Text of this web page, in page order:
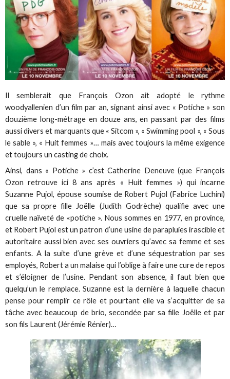
Il semblerait que François Ozon ait adopté le rythme
woodyallenien d’un film par an, signant ainsi avec « Potiche » son
douzième long-métrage en douze ans, en passant par des films
aussi divers et marquants que « Sitcom », « Swimming pool », « Sous
le sable », « Huit femmes »… mais avec toujours la même exigence
et toujours un casting de choix.
Ainsi, dans « Potiche » c’est Catherine Deneuve (que François
Ozon retrouve ici 8 ans après « Huit femmes ») qui incarne
Suzanne Pujol, épouse soumise de Robert Pujol (Fabrice Luchini)
que sa propre fille Joëlle (Judith Godrèche) qualifie avec une
cruelle naïveté de «potiche ». Nous sommes en 1977, en province,
et Robert Pujol est un patron d’une usine de parapluies irascible et
autoritaire aussi bien avec ses ouvriers qu’avec sa femme et ses
enfants. A la suite d’une grève et d’une séquestration par ses
employés, Robert a un malaise qui l’oblige à faire une cure de repos
et s’éloigner de l’usine. Pendant son absence, il faut bien que
quelqu’un le remplace. Suzanne est la dernière à laquelle chacun
pense pour remplir ce rôle et pourtant elle va s’acquitter de sa
tâche avec beaucoup de brio, secondée par sa fille Joëlle et par
son fils Laurent (Jérémie Rénier)…